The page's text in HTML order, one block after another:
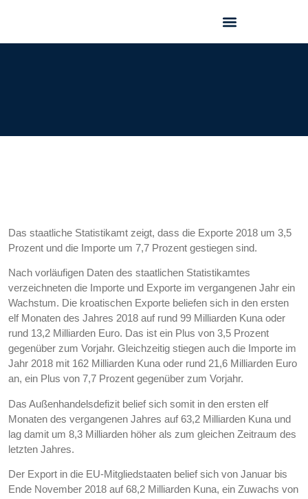
Das staatliche Statistikamt zeigt, dass die Exporte 2018 um 3,5
Prozent und die Importe um 7,7 Prozent gestiegen sind.
Nach vorläufigen Daten des staatlichen Statistikamtes
verzeichneten die Importe und Exporte im vergangenen Jahr ein
Wachstum. Die kroatischen Exporte beliefen sich in den ersten
elf Monaten des Jahres 2018 auf rund 99 Milliarden Kuna oder
rund 13,2 Milliarden Euro. Das ist ein Plus von 3,5 Prozent
gegenüber zum Vorjahr. Gleichzeitig stiegen auch die Importe im
Jahr 2018 mit 162 Milliarden Kuna oder rund 21,6 Milliarden Euro
an, ein Plus von 7,7 Prozent gegenüber zum Vorjahr.
Das Außenhandelsdefizit belief sich somit in den ersten elf
Monaten des vergangenen Jahres auf 63,2 Milliarden Kuna und
lag damit um 8,3 Milliarden höher als zum gleichen Zeitraum des
letzten Jahres.
Der Export in die EU-Mitgliedstaaten belief sich von Januar bis
Ende November 2018 auf 68,2 Milliarden Kuna, ein Zuwachs von